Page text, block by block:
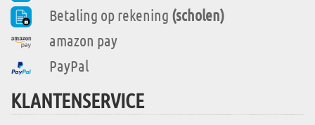
Betaling op rekening (scholen)
amazon pay
PayPal
KLANTENSERVICE